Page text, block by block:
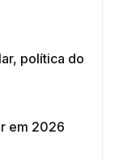
política do
em 2026